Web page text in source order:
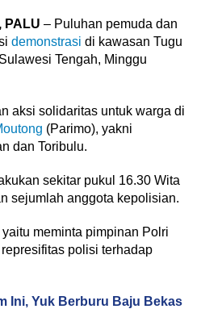
PALU – Puluhan pemuda dan
demonstrasi di kawasan Tugu
Tengah, Minggu
aksi solidaritas untuk warga di
(Parimo), yakni
dan Toribulu.
sekitar pukul 16.30 Wita
sejumlah anggota kepolisian.
meminta pimpinan Polri
polisi terhadap
Ini, Yuk Berburu Baju Bekas